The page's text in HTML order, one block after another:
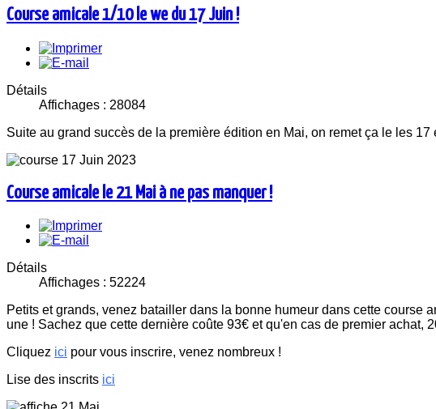
Course amicale 1/10 le we du 17 Juin !
Détails
Affichages : 28084
Suite au grand succès de la première édition en Mai, on remet ça le les
Course amicale le 21 Mai à ne pas manquer !
Détails
Affichages : 52224
Petits et grands, venez batailler dans la bonne humeur dans cette
une ! Sachez que cette dernière coûte 93€ et qu'en cas de premier achat,
Cliquez ici pour vous inscrire, venez nombreux !
Lise des inscrits ici